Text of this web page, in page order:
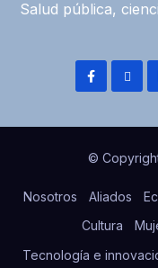
Salud pública,
©
Nosotros Aliados
Cultura
Tecnología e